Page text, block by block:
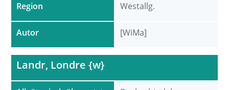
Region
Autor
Westallg.
[WiMa]
Landr, Londre {w}